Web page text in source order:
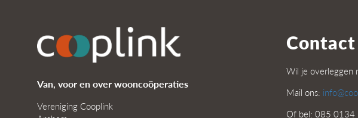
Van, voor en over wooncoöperaties
Vereniging Cooplink
Contact
Wil je overleggen
Mail ons:
Of bel: 085 0134